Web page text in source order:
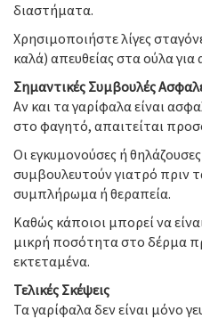
διαστήματα.
Χρησιμοποιήστε λίγες
καλά) απευθείας στα ούλα για
Σημαντικές Συμβουλές
Αν και τα γαρίφαλα είναι
στο φαγητό, απαιτείται
Οι εγκυμονούσες ή
συμβουλευτούν γιατρό πριν
συμπλήρωμα ή θεραπεία.
Καθώς κάποιοι μπορεί να
μικρή ποσότητα στο δέρμα
εκτεταμένα.
Τελικές Σκέψεις
Τα γαρίφαλα δεν είναι μόνο